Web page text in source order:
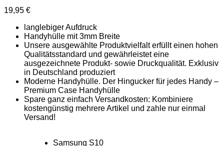
19,95 €
langlebiger Aufdruck
Handyhülle mit 3mm Breite
Unsere ausgewählte Produktvielfalt erfüllt einen hohen
Qualitätsstandard und gewährleistet eine
ausgezeichnete Produkt- sowie Druckqualität. Exklusiv
in Deutschland produziert
Moderne Handyhülle. Der Hingucker für jedes Handy –
Premium Case Handyhülle
Spare ganz einfach Versandkosten: Kombiniere
kostengünstig mehrere Artikel und zahle nur einmal
Versand!
Samsung S10